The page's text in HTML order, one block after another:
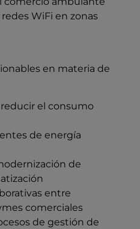
WiFi en zonas
en materia de
el consumo
de energía
de
entre
comerciales
de gestión de